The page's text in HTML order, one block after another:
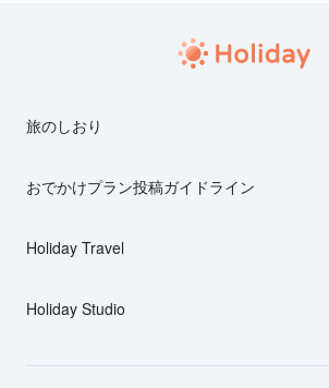
旅のしおり
おでかけプラン投稿ガイドライン
Holiday Travel
Holiday Studio